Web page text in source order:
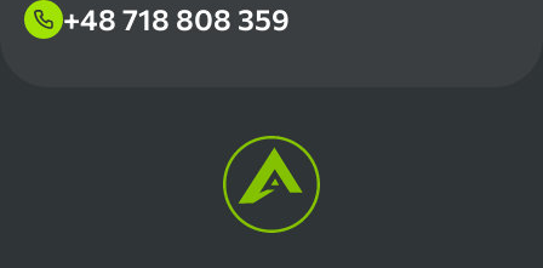
+48 718 808 359